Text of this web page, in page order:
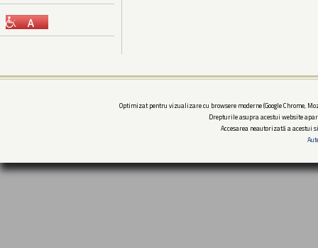
Optimizat pentru vizualizare cu browsere moderne (Google Chrome,
Drepturile asupra acestui website
Accesarea neautorizată a acestui